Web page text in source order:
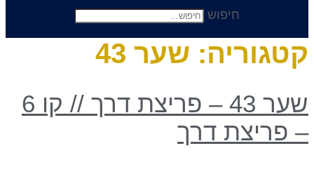
חיפוש
שער 43
שער 43 – פריצת דרך // קו 6
פריצת דרך